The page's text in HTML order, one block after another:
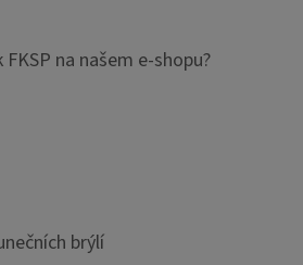
na našem e-shopu?
brýlí